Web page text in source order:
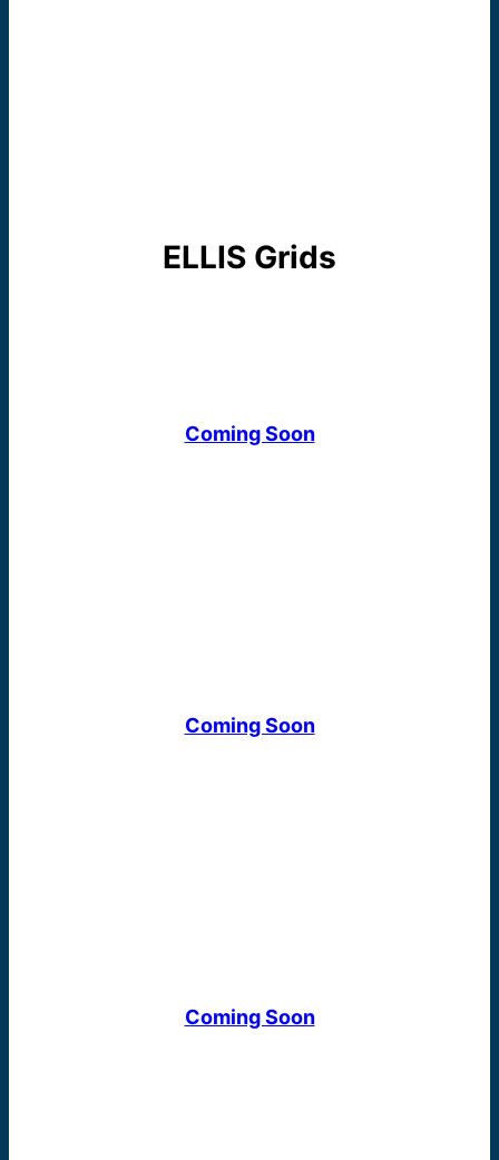
ELLIS Grids
Coming Soon
Coming Soon
Coming Soon